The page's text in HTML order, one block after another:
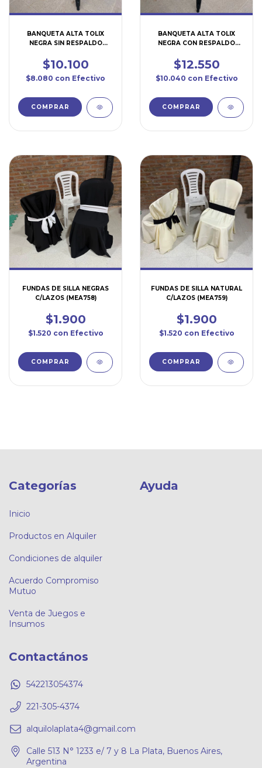
BANQUETA ALTA TOLIX
NEGRA SIN RESPALDO
$10.100
$8.080 con Efectivo
BANQUETA ALTA TOLIX
NEGRA CON RESPALDO
$12.550
$10.040 con Efectivo
FUNDAS DE SILLA NEGRAS
C/LAZOS (MEA758)
$1.900
$1.520 con Efectivo
FUNDAS DE SILLA NATURAL
C/LAZOS (MEA759)
$1.900
$1.520 con Efectivo
Categorías
Inicio
Productos en Alquiler
Condiciones de alquiler
Acuerdo Compromiso
Mutuo
Venta de Juegos e
Insumos
Ayuda
Contactános
542213054374
221-305-4374
alquilolaplata4@gmail.com
Calle 513 N° 1233 e/ 7 y 8 La Plata, Buenos Aires,
Argentina